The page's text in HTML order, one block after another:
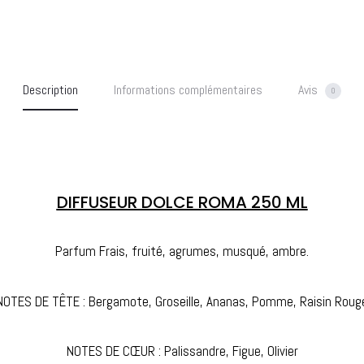
Description Informations complémentaires Avis 0
DIFFUSEUR DOLCE ROMA 250 ML
Parfum Frais, fruité, agrumes, musqué, ambre.
DE TÊTE : Bergamote, Groseille, Ananas, Pomme, Raisin
NOTES DE CŒUR : Palissandre, Figue, Olivier